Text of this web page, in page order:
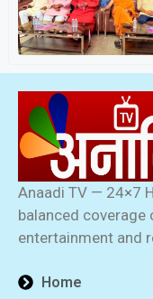
Anaadi TV — 24×7
balanced
entertainment and
Home